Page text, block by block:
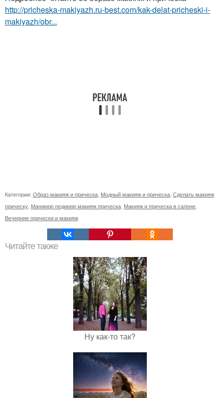
http://pricheska-makiyazh.ru-best.com/kak-delat-pricheski-i-
makiyazh/obr...
Категории: Образ макияж и прическа Модный макияж и прическа Сделать макияж
прическу Маникюр педикюр макияж прическа Макияж и прическа в салоне
Вечерние прически и макияж
Читайте также
Ну как-то так?